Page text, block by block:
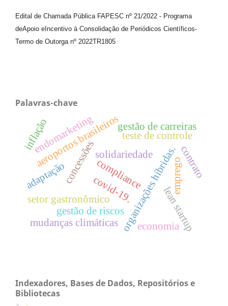
Edital de Chamada Pública FAPESC nº 21/2022 - Programa
deApoio e Incentivo à Consolidação de Periódicos Científicos-
Termo de Outorga nº 2022TR1805
Palavras-chave
covid-19.
concessões
aeroportos brasileiros
organizações híbridas.
teste de controle
gestão de riscos
compliance
lean startup
setor gastronômico
adaptação
solidariedade
economia
endomarketing
empregocontrato
inflação
mudanças climáticas
gestão de carreiras
Indexadores, Bases de Dados, Repositórios e
Bibliotecas